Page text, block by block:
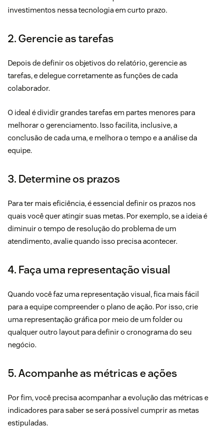
investimentos nessa tecnologia em curto prazo.
2. Gerencie as tarefas
Depois de definir os objetivos do relatório, gerencie as
tarefas, e delegue corretamente as funções de cada
colaborador.
O ideal é dividir grandes tarefas em partes menores para
melhorar o gerenciamento. Isso facilita, inclusive, a
conclusão de cada uma, e melhora o tempo e a análise da
equipe.
3. Determine os prazos
Para ter mais eficiência, é essencial definir os prazos nos
quais você quer atingir suas metas. Por exemplo, se a ideia é
diminuir o tempo de resolução do problema de um
atendimento, avalie quando isso precisa acontecer.
4. Faça uma representação visual
Quando você faz uma representação visual, fica mais fácil
para a equipe compreender o plano de ação. Por isso, crie
uma representação gráfica por meio de um folder ou
qualquer outro layout para definir o cronograma do seu
negócio.
5. Acompanhe as métricas e ações
Por fim, você precisa acompanhar a evolução das métricas e
indicadores para saber se será possível cumprir as metas
estipuladas.